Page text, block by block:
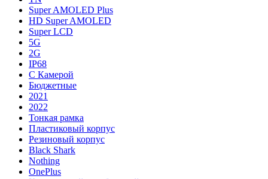
Super AMOLED Plus
HD Super AMOLED
Super LCD
5G
2G
IP68
С Камерой
Бюджетные
2021
2022
Тонкая рамка
Пластиковый корпус
Резиновый корпус
Black Shark
Nothing
OnePlus